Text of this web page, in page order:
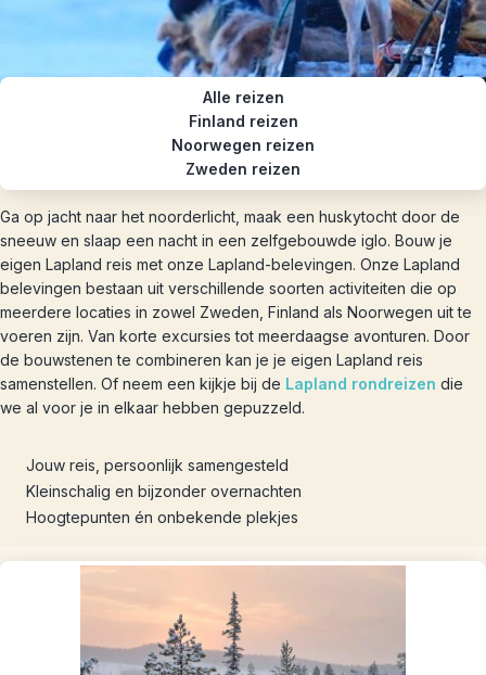
Alle reizen
Finland reizen
Noorwegen reizen
Zweden reizen
Ga op jacht naar het noorderlicht, maak een huskytocht door de
sneeuw en slaap een nacht in een zelfgebouwde iglo. Bouw je
eigen Lapland reis met onze Lapland-belevingen. Onze Lapland
belevingen bestaan uit verschillende soorten activiteiten die op
meerdere locaties in zowel Zweden, Finland als Noorwegen uit te
voeren zijn. Van korte excursies tot meerdaagse avonturen. Door
de bouwstenen te combineren kan je je eigen Lapland reis
samenstellen. Of neem een kijkje bij de Lapland rondreizen die
we al voor je in elkaar hebben gepuzzeld.
Jouw reis, persoonlijk samengesteld
Kleinschalig en bijzonder overnachten
Hoogtepunten én onbekende plekjes